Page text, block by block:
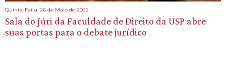
Quinta-Feira, 26 de Maio de 2022
Sala do Júri da Faculdade de Direito da USP abre
suas portas para o debate jurídico